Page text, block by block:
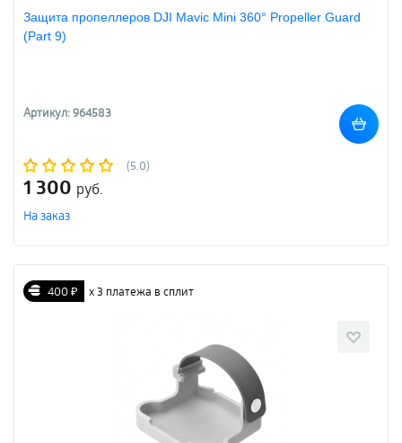
Защита пропеллеров DJI Mavic Mini 360° Propeller Guard
(Part 9)
Артикул: 964583
(5.0)
1 300 руб.
На заказ
400 ₽ х 3 платежа в сплит